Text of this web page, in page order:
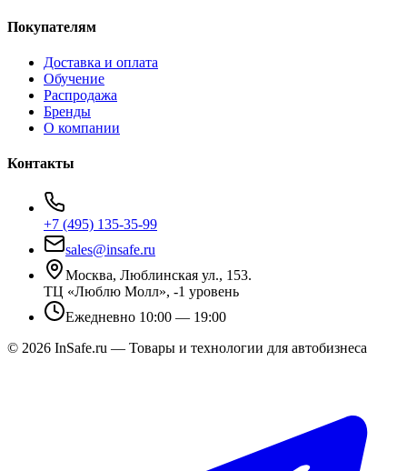
Покупателям
Доставка и оплата
Обучение
Распродажа
Бренды
О компании
Контакты
+7 (495) 135-35-99
sales@insafe.ru
Москва, Люблинская ул., 153.
ТЦ «Люблю Молл», -1 уровень
Ежедневно 10:00 — 19:00
© 2026 InSafe.ru — Товары и технологии для автобизнеса